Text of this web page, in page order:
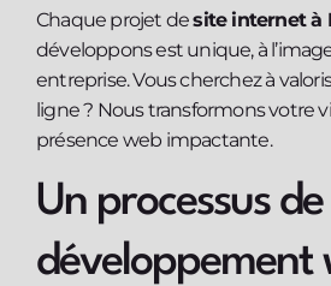
Chaque projet desite internet à
développons est unique, à
entreprise. Vous cherchez à
ligne ? Nous transformons votre
présence web impactante.
Un processus de
développement